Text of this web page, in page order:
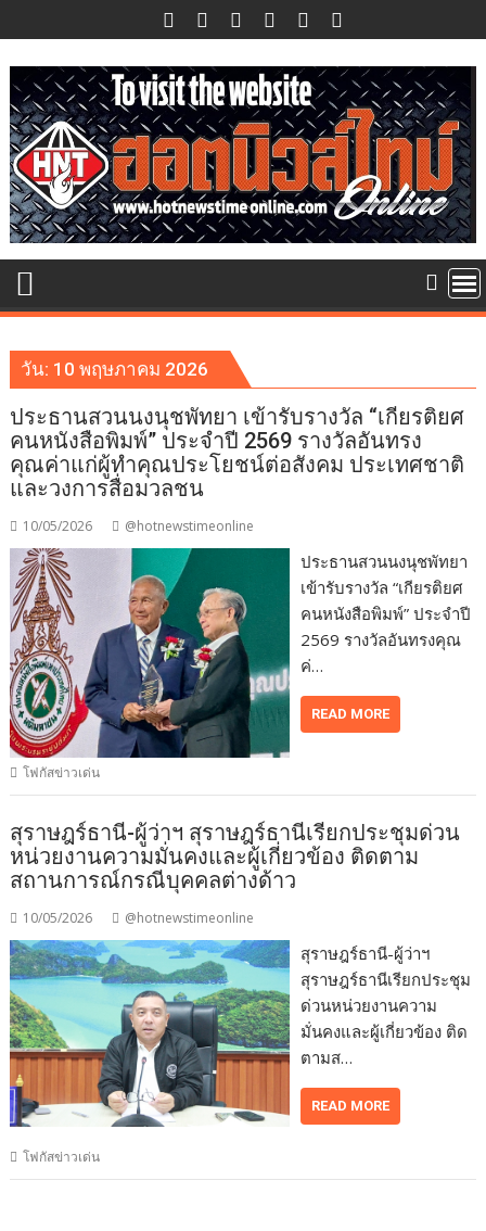
to
content
วัน: 10 พฤษภาคม 2026
ประธานสวนนงนุชพัทยา เข้ารับรางวัล “เกียรติยศ
คนหนังสือพิมพ์” ประจำปี 2569 รางวัลอันทรง
คุณค่าแก่ผู้ทำคุณประโยชน์ต่อสังคม ประเทศชาติ
และวงการสื่อมวลชน
10/05/2026 @hotnewstimeonline
ประธานสวนนงนุชพัทยา
เข้ารับรางวัล “เกียรติยศ
คนหนังสือพิมพ์” ประจำปี
2569 รางวัลอันทรงคุณ
ค่…
READ MORE
โฟกัสข่าวเด่น
สุราษฎร์ธานี-ผู้ว่าฯ สุราษฎร์ธานีเรียกประชุมด่วน
หน่วยงานความมั่นคงและผู้เกี่ยวข้อง ติดตาม
สถานการณ์กรณีบุคคลต่างด้าว
10/05/2026 @hotnewstimeonline
สุราษฎร์ธานี-ผู้ว่าฯ
สุราษฎร์ธานีเรียกประชุม
ด่วนหน่วยงานความ
มั่นคงและผู้เกี่ยวข้อง ติด
ตามส…
READ MORE
โฟกัสข่าวเด่น